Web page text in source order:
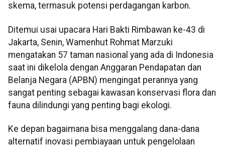
skema, termasuk potensi perdagangan karbon.
Ditemui usai upacara Hari Bakti Rimbawan ke-43 di
Jakarta, Senin, Wamenhut Rohmat Marzuki
mengatakan 57 taman nasional yang ada di Indonesia
saat ini dikelola dengan Anggaran Pendapatan dan
Belanja Negara (APBN) mengingat perannya yang
sangat penting sebagai kawasan konservasi flora dan
fauna dilindungi yang penting bagi ekologi.
Ke depan bagaimana bisa menggalang dana-dana
alternatif inovasi pembiayaan untuk pengelolaan